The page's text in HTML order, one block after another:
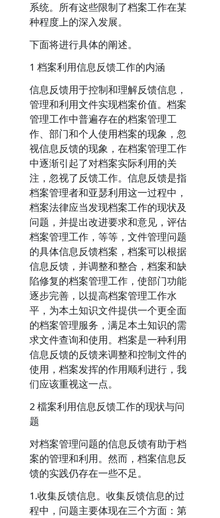
系统。所有这些限制了档案工作在某
种程度上的深入发展。
下面将进行具体的阐述。
1 档案利用信息反馈工作的内涵
信息反馈用于控制和理解反馈信息，
管理和利用文件实现档案价值。档案
管理工作中普遍存在的档案管理工
作、部门和个人使用档案的现象，忽
视信息反馈的现象，在档案管理工作
中逐渐引起了对档案实际利用的关
注，忽视了反馈工作。信息反馈是指
档案管理者和亚瑟利用这一过程中，
档案法律应当发现档案工作的现状及
问题，并提出改进要求和意见，评估
档案管理工作，等等，文件管理问题
的具体信息反馈档案，档案可以根据
信息反馈，并调整和整合，档案和缺
陷修复的档案管理工作，使部门功能
逐步完善，以提高档案管理工作水
平，为本土知识文件提供一个更全面
的档案管理服务，满足本土知识的需
求文件查询和使用。档案是一种利用
信息反馈的反馈来调整和控制文件的
使用，档案发挥的作用顺利进行，我
们应该重视这一点。
2 檔案利用信息反馈工作的现状与问
题
对档案管理问题的信息反馈有助于档
案的管理和利用。然而，档案信息反
馈的实践仍存在一些不足。
1.收集反馈信息。收集反馈信息的过
程中，问题主要体现在三个方面：第